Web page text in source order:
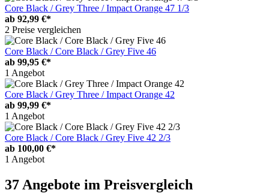
Core Black / Grey Three / Impact Orange 47 1/3
ab 92,99 €*
2 Preise vergleichen
Core Black / Core Black / Grey Five 46
ab 99,95 €*
1 Angebot
Core Black / Grey Three / Impact Orange 42
ab 99,99 €*
1 Angebot
Core Black / Core Black / Grey Five 42 2/3
ab 100,00 €*
1 Angebot
37 Angebote im Preisvergleich